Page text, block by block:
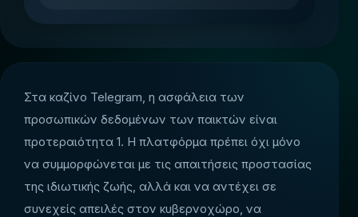
Στα καζίνο Telegram, η ασφάλεια των
προσωπικών δεδομένων των παικτών είναι
προτεραιότητα 1. Η πλατφόρμα πρέπει όχι μόνο
να συμμορφώνεται με τις απαιτήσεις προστασίας
της ιδιωτικής ζωής, αλλά και να αντέχει σε
συνεχείς απειλές στον κυβερνοχώρο, να